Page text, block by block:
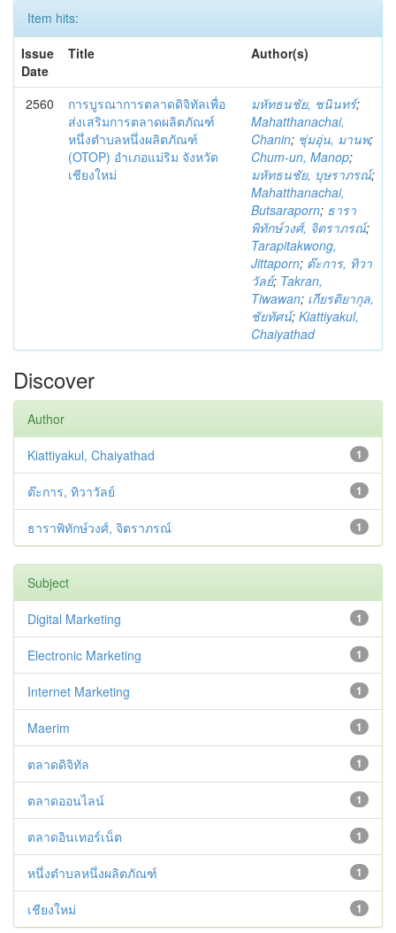
Item hits:
Issue
Date
Title Author(s)
2560
การบูรณาการตลาดดิจิทัลเพื่อ
ส่งเสริมการตลาดผลิตภัณฑ์
หนึ่งตำบลหนึ่งผลิตภัณฑ์
(OTOP) อำเภอแม่ริม จังหวัด
เชียงใหม่
มหัทธนชัย, ชนินทร์;
Mahatthanachai,
Chanin; ชุ่มอุ่น, มานพ;
Chum-un, Manop;
มหัทธนชัย, บุษราภรณ์;
Mahatthanachai,
Butsaraporn; ธารา
พิทักษ์วงศ์, จิตราภรณ์;
Tarapitakwong,
Jittaporn; ต๊ะการ, ทิวา
วัลย์; Takran,
Tiwawan; เกียรติยากุล,
ชัยทัศน์; Kiattiyakul,
Chaiyathad
Discover
Author
1
Kiattiyakul, Chaiyathad
1
ต๊ะการ, ทิวาวัลย์
1
ธาราพิทักษ์วงศ์, จิตราภรณ์
Subject
1
Digital Marketing
1
Electronic Marketing
1
Internet Marketing
1
Maerim
1
ตลาดดิจิทัล
1
ตลาดออนไลน์
1
ตลาดอินเทอร์เน็ต
1
หนึ่งตำบลหนึ่งผลิตภัณฑ์
1
เชียงใหม่